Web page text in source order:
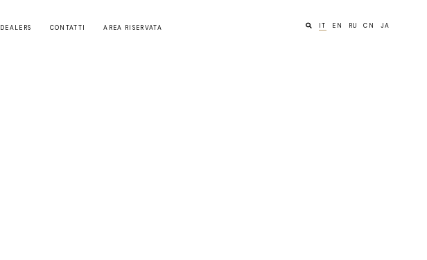
DEALERS CONTATTI AREA RISERVATA IT EN RU CN JA